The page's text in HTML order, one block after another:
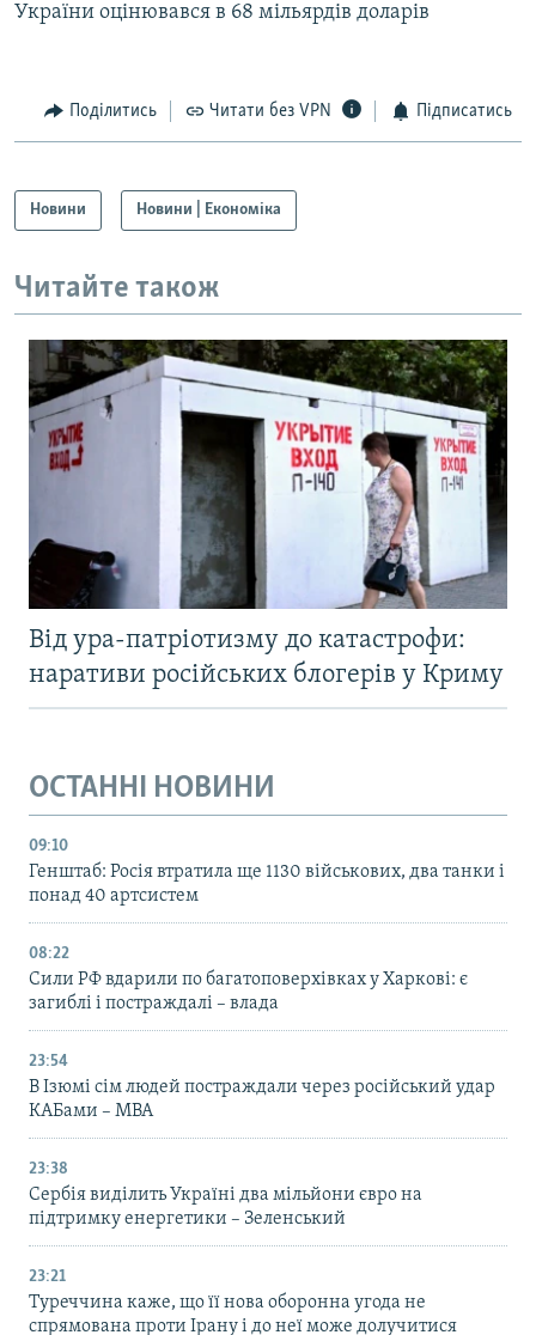
України оцінювався в 68 мільярдів доларів
Поділитись Читати без VPN Підписатись
Новини Новини | Економіка
Читайте також
Від ура-патріотизму до катастрофи:
наративи російських блогерів у Криму
ОСТАННІ НОВИНИ
09:10
Генштаб: Росія втратила ще 1130 військових, два танки і
понад 40 артсистем
08:22
Сили РФ вдарили по багатоповерхівках у Харкові: є
загиблі і постраждалі – влада
23:54
В Ізюмі сім людей постраждали через російський удар
КАБами – МВА
23:38
Сербія виділить Україні два мільйони євро на
підтримку енергетики – Зеленський
23:21
Туреччина каже, що її нова оборонна угода не
спрямована проти Ірану і до неї може долучитися